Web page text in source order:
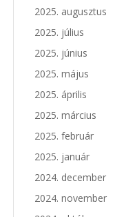
2025. augusztus
2025. július
2025. június
2025. május
2025. április
2025. március
2025. február
2025. január
2024. december
2024. november